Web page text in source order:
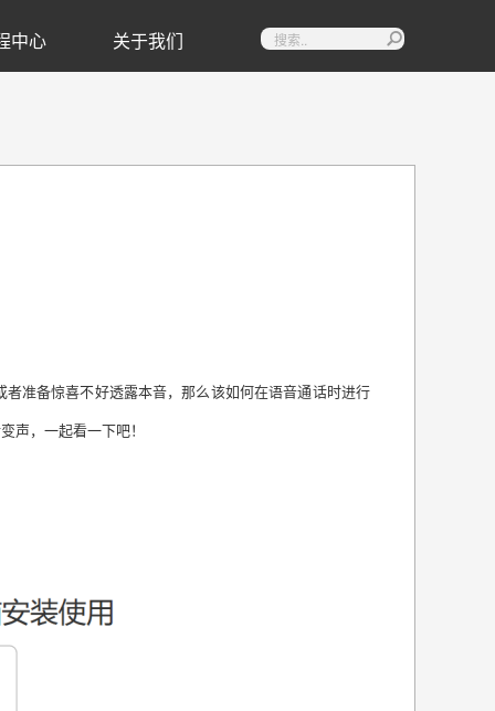
中心 关于我们 
准备惊喜不好透露本音，那么该如何在语音通话时进行
声，一起看一下吧！